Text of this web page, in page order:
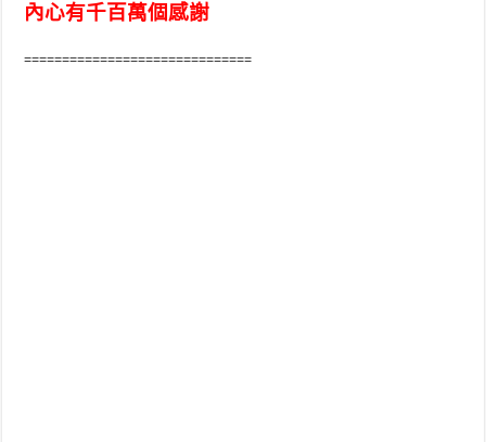
內心有千百萬個感謝
==============================